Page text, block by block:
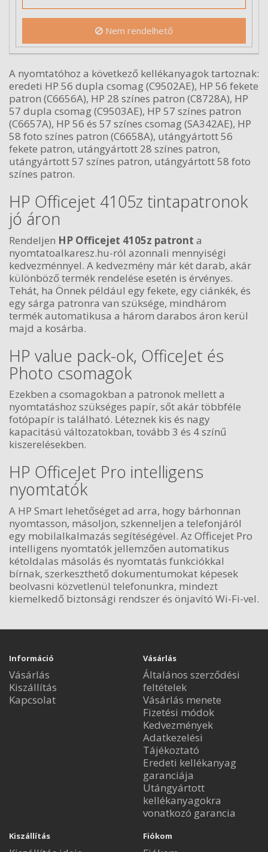
Nem rendelhető
A nyomtatóhoz a következő kellékanyagok tartoznak:
eredeti HP 56 dupla csomag (C9502AE), HP 56 fekete
patron (C6656A), HP 28 színes patron (C8728A), HP
57 dupla csomag (C9503AE), HP 57 színes patron
(C6657A), HP 56 és 57 színes csomag (SA342AE), HP
58 foto színes patron (C6658A), utángyártott 56
fekete patron, utángyártott 28 színes patron,
utángyártott 57 színes patron, utángyártott 58 foto
színes patron.
HP Officejet 4105z tintapatronok
jó áron
Rendeljen HP Officejet 4105z patront a
nyomtatoalkaresz.hu-ról azonnali mennyiségi
kedvezménnyel. A kedvezmény már két darab, akár
különböző termék rendelése esetén is érvényes.
Tehát, ha Önnek például egy fekete, egy ciánkék, és
egy sárga patronra van szüksége, mindhárom
termék automatikusa a három darabos áron kerül
majd a kosárba.
HP value pack-ok, OfficeJet és
Photo csomagok
Ezekben a csomagokban a patronok mellett a
nyomtatáshoz szükséges papír, sőt akár többféle
fotópapír is található. Léteznek kis és nagy
kapacitású változatokban, tovább 3 és 4 színű
kiszerelésekben.
HP OfficeJet Pro intelligens
nyomtatók
A HP Smart lehetőséget ad arra, hogy bárhonnan
nyomtasson, másoljon, szkenneljen a telefonjáról
egy mobilalkalmazás segítéségével. Az Officejet Pro
intelligens nyomtatók jellemzően automatikus
kétoldalas másolás és nyomtatás funkciókkal
bírnak, szerkeszthető dokumentumokat képesek
beolvasni közvetlenül telefonunkra, mindezt
kiemelkedő biztonsági rendszer és önjavító Wi-Fi-vel.
Információ
Vásárlás
Kiszállítás
Kapcsolat
Vásárlás
Általános szerződési
feltételek
Vásárlás menete
Fizetési módok
Kedvezmények
Adatkezelési
Tájékoztató
Eredeti kellékanyag
garanciája
Utángyártott
kellékanyagokra
vonatkozó garancia
Kiszállítás Fiókom